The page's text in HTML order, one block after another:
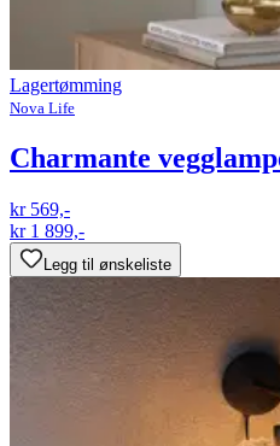
Lagertømming
Nova Life
Charmante
kr 569,-
kr 1 899,-
Legg til ønskeliste